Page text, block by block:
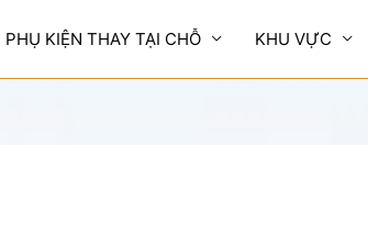
PHỤ KIỆN THAY TẠI CHỖ KHU VỰC